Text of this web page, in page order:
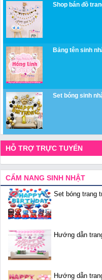
Shop bán đồ
Bảng tên sinh
Set bóng sinh
HỖ TRỢ TRỰC TUYẾN
CẨM NANG SINH NHẬT
Set bóng trang
Hướng dẫn
Hướng dẫn